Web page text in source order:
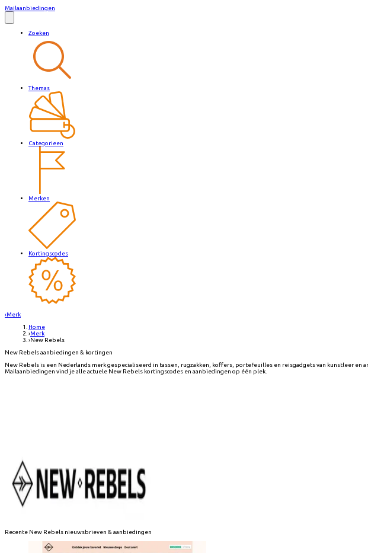
Mailaanbiedingen
Zoeken
Themas
Categorieen
Merken
Kortingscodes
‹Merk
Home
›Merk
›New Rebels
New Rebels aanbiedingen & kortingen
New Rebels is een Nederlands merk gespecialiseerd in tassen, rugzakken, koffers, portefeuilles en reisgadgets van kunstleer
Mailaanbiedingen vind je alle actuele New Rebels kortingscodes en aanbiedingen op één plek.
Recente New Rebels nieuwsbrieven & aanbiedingen